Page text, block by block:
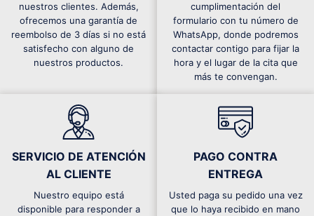
nuestros clientes. Además,
ofrecemos una garantía de
reembolso de 3 días si no está
satisfecho con alguno de
nuestros productos.
cumplimentación del
formulario con tu número de
WhatsApp, donde podremos
contactar contigo para fijar la
hora y el lugar de la cita que
más te convengan.
SERVICIO DE ATENCIÓN
AL CLIENTE
Nuestro equipo está
disponible para responder a
PAGO CONTRA
ENTREGA
Usted paga su pedido una vez
que lo haya recibido en mano